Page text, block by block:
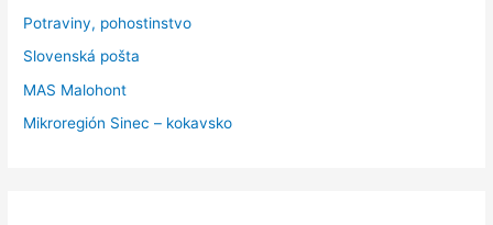
Potraviny, pohostinstvo
Slovenská pošta
MAS Malohont
Mikroregión Sinec – kokavsko